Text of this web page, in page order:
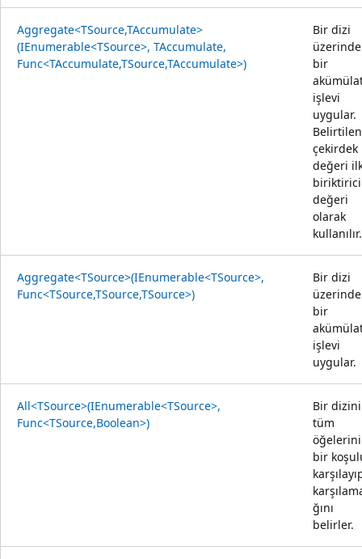
Aggregate<TSource,TAccumulate>
(IEnumerable<TSource>, TAccumulate,
Func<TAccumulate,TSource,TAccumulate>)
Bir dizi
üzerinde
bir
işlevi
uygular.
Belirtilen
çekirdek
değeri
biriktirici
değeri
olarak
kullanılır.
Aggregate<TSource>(IEnumerable<TSource>,
Func<TSource,TSource,TSource>)
Bir dizi
üzerinde
bir
işlevi
uygular.
All<TSource>(IEnumerable<TSource>,
Func<TSource,Boolean>)
Bir
tüm
bir
ğını
belirler.